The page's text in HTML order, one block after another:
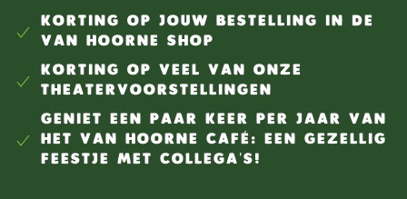
KORTING OP JOUW BESTELLING IN DE
VAN HOORNE SHOP
KORTING OP VEEL VAN ONZE
THEATERVOORSTELLINGEN
GENIET EEN PAAR KEER PER JAAR VAN
HET VAN HOORNE CAFÉ: EEN GEZELLIG
FEESTJE MET COLLEGA'S!